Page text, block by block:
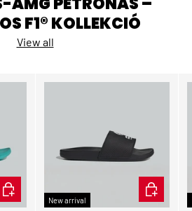
F1® KOLLEKCIÓ
View all
CHOOSE OPTIONS
New arrival
CHOOSE